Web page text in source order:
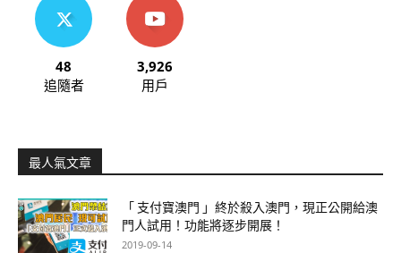
48
追隨者
3,926
用戶
最人氣文章
「 支付寶澳門 」終於殺入澳門，現正公開給澳
門人試用！功能將逐步開展！
2019-09-14